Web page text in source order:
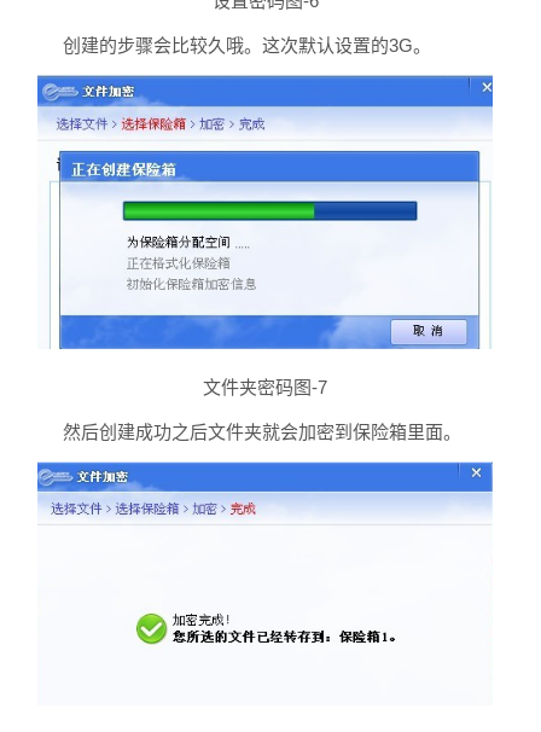
创建的步骤会比较久哦。这次默认设置的3G。
文件夹密码图-7
然后创建成功之后文件夹就会加密到保险箱里面。